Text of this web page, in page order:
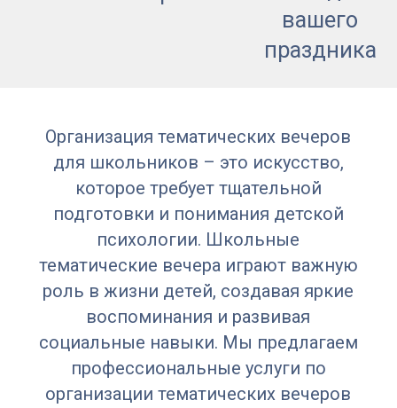
Организация тематических вечеров
для школьников – это искусство,
которое требует тщательной
подготовки и понимания детской
психологии. Школьные
тематические вечера играют важную
роль в жизни детей, создавая яркие
воспоминания и развивая
социальные навыки. Мы предлагаем
профессиональные услуги по
организации тематических вечеров